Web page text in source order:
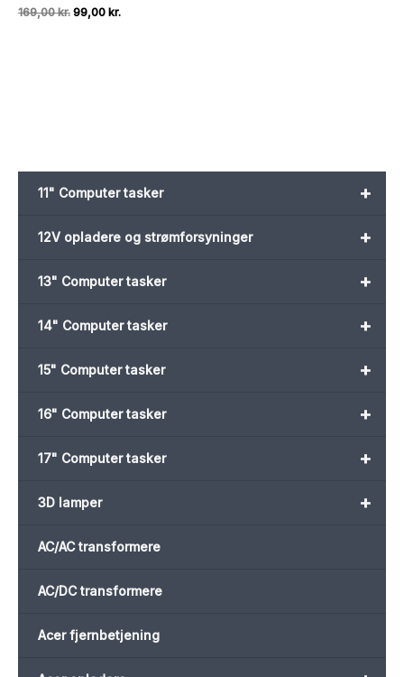
+
11" Computer tasker
+
12V opladere og strømforsyninger
+
13" Computer tasker
+
14" Computer tasker
+
15" Computer tasker
+
16" Computer tasker
+
17" Computer tasker
+
3D lamper
AC/AC transformere
AC/DC transformere
Acer fjernbetjening
169,00kr. Den
99,00 kr.Den